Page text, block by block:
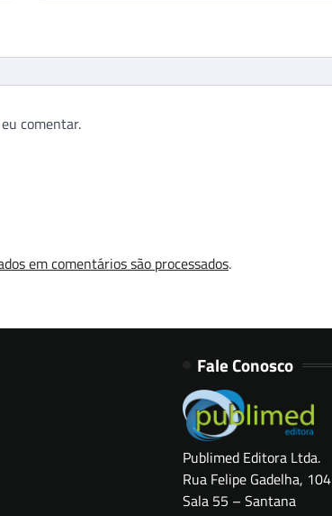
comentar.
em comentários são processados.
Fale Conosco
Publimed Editora Ltda.
Rua Felipe Gadelha, 104
Sala 55 – Santana